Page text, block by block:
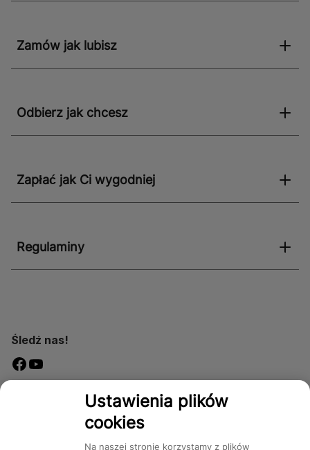
Zamów jak lubisz
Odbierz jak chcesz
Zapłać jak Ci wygodniej
Regulaminy
Śledź nas!
DostępnośćUstawienia plików
cookies
Na naszej stronie korzystamy z plików